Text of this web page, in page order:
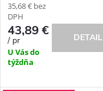
35,68 € bez
DPH
43,89 €
/ pr
U Vás do
týždňa
DETAIL